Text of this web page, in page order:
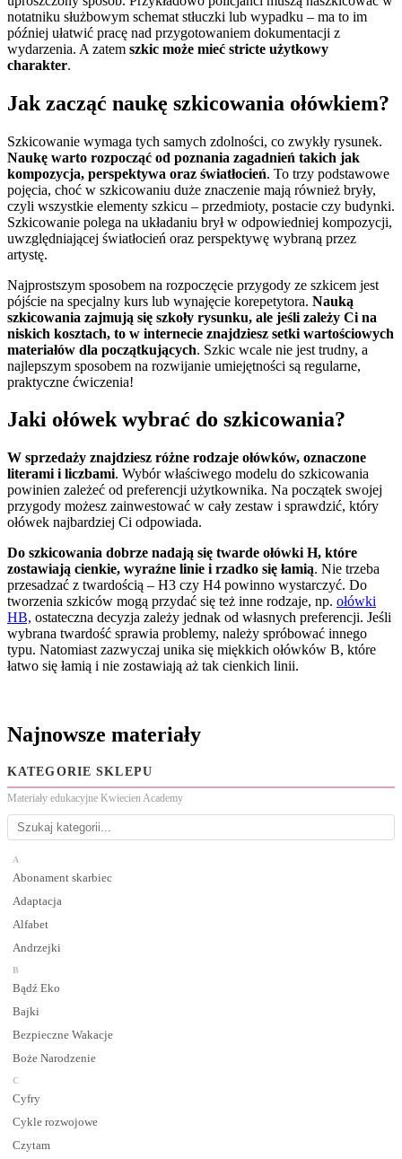
notatniku służbowym schemat stłuczki lub wypadku – ma to im
później ułatwić pracę nad przygotowaniem dokumentacji z
wydarzenia. A zatem szkic może mieć stricte użytkowy
charakter.
Jak zacząć naukę szkicowania ołówkiem?
Szkicowanie wymaga tych samych zdolności, co zwykły rysunek.
Naukę warto rozpocząć od poznania zagadnień takich jak
kompozycja, perspektywa oraz światłocień. To trzy podstawowe
pojęcia, choć w szkicowaniu duże znaczenie mają również bryły,
czyli wszystkie elementy szkicu – przedmioty, postacie czy budynki.
Szkicowanie polega na układaniu brył w odpowiedniej kompozycji,
uwzględniającej światłocień oraz perspektywę wybraną przez
artystę.
Najprostszym sposobem na rozpoczęcie przygody ze szkicem jest
pójście na specjalny kurs lub wynajęcie korepetytora. Nauką
szkicowania zajmują się szkoły rysunku, ale jeśli zależy Ci na
niskich kosztach, to w internecie znajdziesz setki wartościowych
materiałów dla początkujących. Szkic wcale nie jest trudny, a
najlepszym sposobem na rozwijanie umiejętności są regularne,
praktyczne ćwiczenia!
Jaki ołówek wybrać do szkicowania?
W sprzedaży znajdziesz różne rodzaje ołówków, oznaczone
literami i liczbami. Wybór właściwego modelu do szkicowania
powinien zależeć od preferencji użytkownika. Na początek swojej
przygody możesz zainwestować w cały zestaw i sprawdzić, który
ołówek najbardziej Ci odpowiada.
Do szkicowania dobrze nadają się twarde ołówki H, które
zostawiają cienkie, wyraźne linie i rzadko się łamią. Nie trzeba
przesadzać z twardością – H3 czy H4 powinno wystarczyć. Do
tworzenia szkiców mogą przydać się też inne rodzaje, np. ołówki
HB, ostateczna decyzja zależy jednak od własnych preferencji. Jeśli
wybrana twardość sprawia problemy, należy spróbować innego
typu. Natomiast zazwyczaj unika się miękkich ołówków B, które
łatwo się łamią i nie zostawiają aż tak cienkich linii.
Najnowsze materiały
KATEGORIE SKLEPU
Materiały edukacyjne Kwiecien Academy
A
Abonament skarbiec
Adaptacja
Alfabet
Andrzejki
B
Bądź Eko
Bajki
Bezpieczne Wakacje
Boże Narodzenie
C
Cyfry
Cykle rozwojowe
Czytam